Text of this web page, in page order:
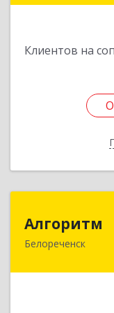
Клиентов на
Алгоритм
Белореченск
352630,